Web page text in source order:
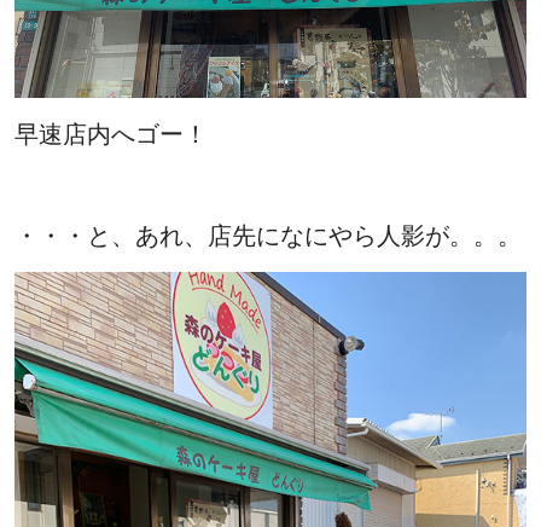
早速店内へゴー！
・・・と、あれ、店先になにやら人影が。。。